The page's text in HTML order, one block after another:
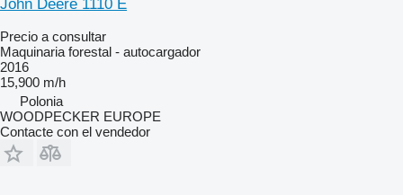
John Deere 1110 E
Precio a consultar
Maquinaria forestal - autocargador
2016
15,900 m/h
Polonia
WOODPECKER EUROPE
Contacte con el vendedor